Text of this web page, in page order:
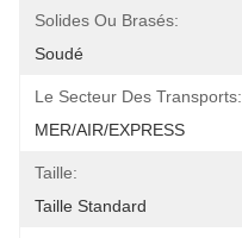
Solides Ou Brasés:
Soudé
Le Secteur Des Transports:
MER/AIR/EXPRESS
Taille:
Taille Standard